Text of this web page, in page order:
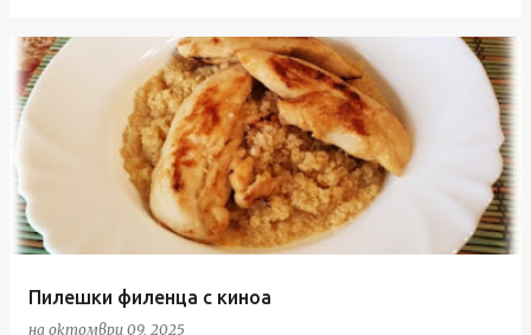
Пилешки филенца с киноа
на октомври 09, 2025